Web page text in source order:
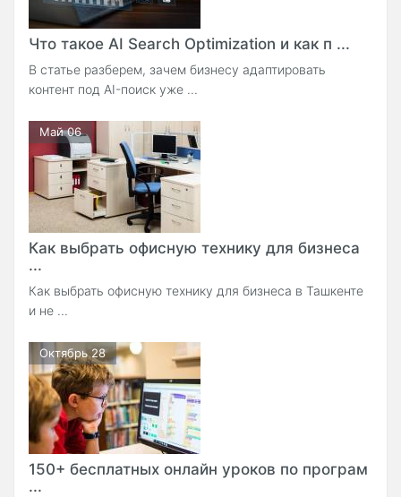
Что такое AI Search Optimization и как п ...
В статье разберем, зачем бизнесу адаптировать
контент под AI-поиск уже ...
Май 06
Как выбрать офисную технику для бизнеса
...
Как выбрать офисную технику для бизнеса в Ташкенте
и не ...
Октябрь 28
150+ бесплатных онлайн уроков по програм
...